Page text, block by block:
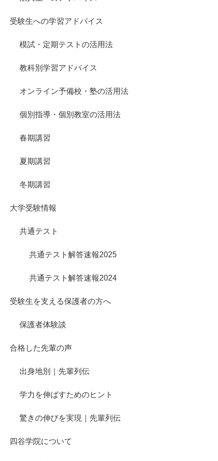
受験生への学習アドバイス
模試・定期テストの活用法
教科別学習アドバイス
オンライン予備校・塾の活用法
個別指導・個別教室の活用法
春期講習
夏期講習
冬期講習
大学受験情報
共通テスト
共通テスト解答速報2025
共通テスト解答速報2024
受験生を支える保護者の方へ
保護者体験談
合格した先輩の声
出身地別｜先輩列伝
学力を伸ばすためのヒント
驚きの伸びを実現｜先輩列伝
四谷学院について